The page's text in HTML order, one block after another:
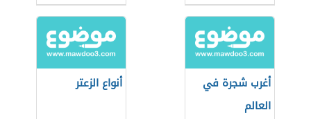
النبات الأخضر
أغرب شجرة في
العالم
أنواع الزعتر